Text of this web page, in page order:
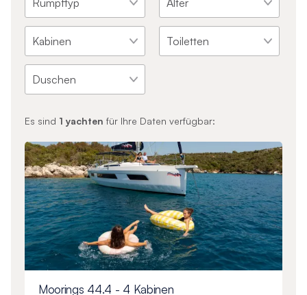
Es sind 1 yachten für Ihre Daten verfügbar:
Moorings 44.4 - 4 Kabinen